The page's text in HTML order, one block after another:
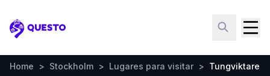
Questo
Home > Stockholm > Lugares para visitar > Tungviktare